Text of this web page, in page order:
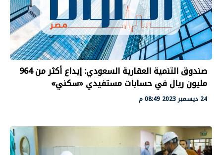
صندوق التنمية العقارية السعودي: إيداع أكثر من 964
مليون ريال في حسابات مستفيدي «سكني»
24 ديسمبر 2023 08:49 م